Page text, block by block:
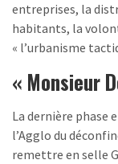
entreprises, la
habitants, la
« l’urbanisme
« Monsieur
La dernière phase
l’Agglo du
remettre en selle